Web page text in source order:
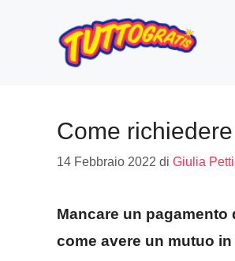
contenuto
Come
14 Febbraio 2022 di Giulia
Mancare un
come avere un mutuo